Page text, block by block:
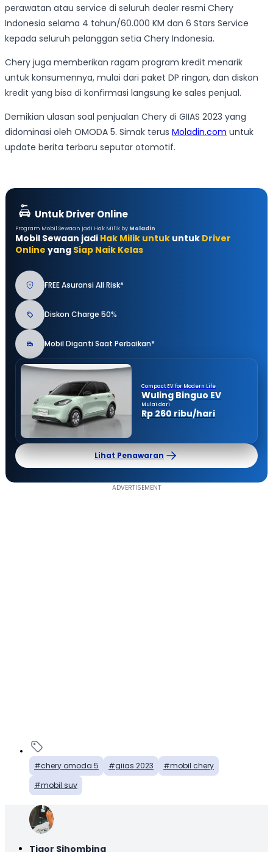
perawatan atau service di seluruh dealer resmi Chery
Indonesia selama 4 tahun/60.000 KM dan 6 Stars Service
kepada seluruh pelanggan setia Chery Indonesia.
Chery juga memberikan ragam program kredit menarik
untuk konsumennya, mulai dari paket DP ringan, dan diskon
kredit yang bisa di konfirmasi langsung ke sales penjual.
Demikian ulasan soal penjualan Chery di GIIAS 2023 yang
didominasi oleh OMODA 5. Simak terus Moladin.com untuk
update berita terbaru seputar otomotif.
Untuk Driver Online
Program Mobil Sewaan jadi Hak Milik by Moladin
Mobil Sewaan jadi Hak Milik untuk untuk Driver
Online yang Siap Naik Kelas
FREE Asuransi All Risk*
Diskon Charge 50%
Mobil Diganti Saat Perbaikan*
Compact EV for Modern Life
Wuling Binguo EV
Mulai dari
Rp 260 ribu/hari
Lihat Penawaran
chery omoda 5 giias 2023
mobil chery
mobil suv
Tigor Sihombing